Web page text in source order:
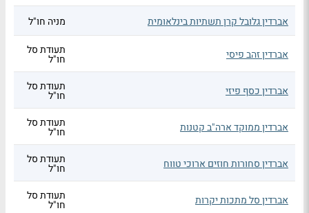
אברדין גלובל קרן תשתיות בינלאומית מניה חו"ל
אברדין זהב פיסי תעודת סל
חו"ל
אברדין כסף פיזי תעודת סל
חו"ל
אברדין ממוקד ארה"ב קטנות תעודת סל
חו"ל
אברדין סחורות חוזים ארוכי טווח תעודת סל
חו"ל
אברדין סל מתכות יקרות תעודת סל
חו"ל